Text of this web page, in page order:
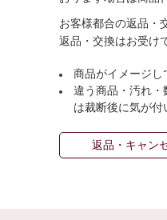
お客様都合の返品・
返品・交換はお受け
商品がイメージし
違う商品・汚れ・
は裁断後に気が付
返品・キャン